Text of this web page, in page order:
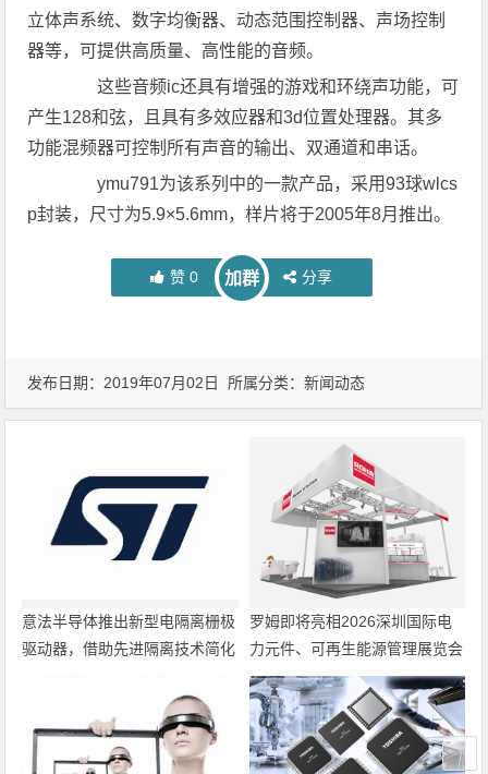
立体声系统、数字均衡器、动态范围控制器、声场控制
器等，可提供高质量、高性能的音频。
这些音频ic还具有增强的游戏和环绕声功能，可
产生128和弦，且具有多效应器和3d位置处理器。其多
功能混频器可控制所有声音的输出、双通道和串话。
ymu791为该系列中的一款产品，采用93球wlcs
p封装，尺寸为5.9×5.6mm，样片将于2005年8月推出。
赞 0 加群 分享
发布日期：2019年07月02日 所属分类：新闻动态
意法半导体推出新型电隔离栅极
驱动器，借助先进隔离技术简化
罗姆即将亮相2026深圳国际电
力元件、可再生能源管理展览会
暨研讨会